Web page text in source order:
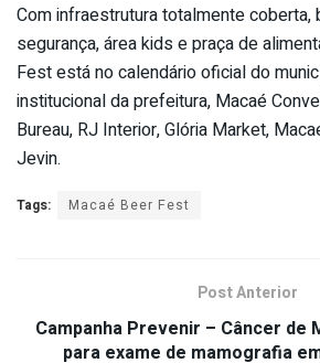
Com infraestrutura totalmente coberta,
segurança, área kids e praça de
Fest está no calendário oficial do
institucional da prefeitura, Macaé
Bureau, RJ Interior, Glória Market,
Jevin.
Tags: Macaé Beer Fest
Post Anterior
Campanha Prevenir – Câncer de
para exame de mamografia